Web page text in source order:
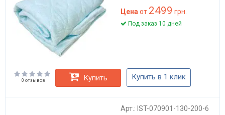
Цена от 2499 грн.
Под заказ 10 дней
0 отзывов Купить Купить в 1 клик
Арт.: IST-070901-130-200-6